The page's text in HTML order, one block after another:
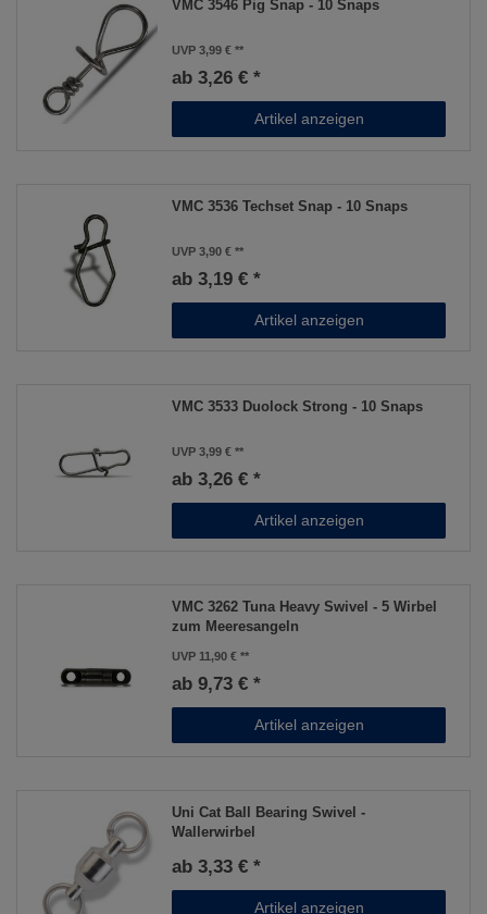
VMC 3546 Pig Snap - 10 Snaps
UVP 3,99 €
ab 3,26 € *
Artikel anzeigen
VMC 3536 Techset Snap - 10 Snaps
UVP 3,90 €
ab 3,19 € *
Artikel anzeigen
VMC 3533 Duolock Strong - 10 Snaps
UVP 3,99 €
ab 3,26 € *
Artikel anzeigen
VMC 3262 Tuna Heavy Swivel - 5 Wirbel
zum Meeresangeln
UVP 11,90 €
ab 9,73 € *
Artikel anzeigen
Uni Cat Ball Bearing Swivel -
Wallerwirbel
ab 3,33 € *
Artikel anzeigen